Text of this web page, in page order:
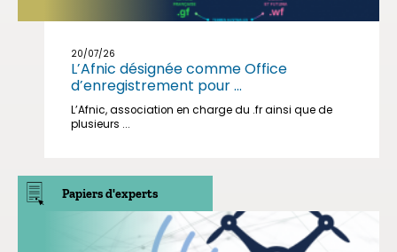
20/07/26
L’Afnic désignée comme Office
d’enregistrement pour ...
L’Afnic, association en charge du .fr ainsi que de
plusieurs ...
Papiers d'experts